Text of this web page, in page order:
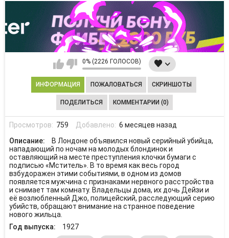
0% (2226 ГОЛОСОВ)
ИНФОРМАЦИЯ ПОЖАЛОВАТЬСЯ СКРИНШОТЫ
ПОДЕЛИТЬСЯ КОММЕНТАРИИ (0)
Просмотров: 759 Добавлено: 6 месяцев назад
Описание:
В Лондоне объявился новый серийный убийца,
нападающий по ночам на молодых блондинок и
оставляющий на месте преступления клочки бумаги с
подписью «Мститель». В то время как весь город
взбудоражен этими событиями, в одном из домов
появляется мужчина с признаками нервного расстройства
и снимает там комнату. Владельцы дома, их дочь Дейзи и
её возлюбленный Джо, полицейский, расследующий серию
убийств, обращают внимание на странное поведение
нового жильца.
Год выпуска:
1927